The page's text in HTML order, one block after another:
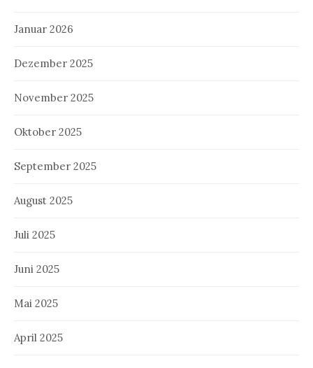
Januar 2026
Dezember 2025
November 2025
Oktober 2025
September 2025
August 2025
Juli 2025
Juni 2025
Mai 2025
April 2025